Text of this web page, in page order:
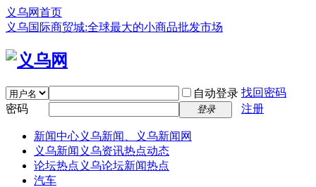
义乌网首页
义乌国际商贸城:全球最大的小商品批发市场
自动登录 找回密码
密码
登录 注册
新闻中心义乌新闻、义乌新闻网
义乌新闻 义乌资讯热点动态
论坛热点 义乌论坛新闻热点
汽车